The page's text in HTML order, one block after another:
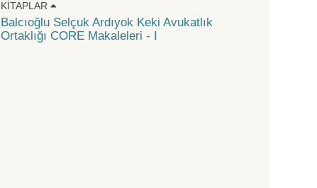
KITAPLAR
Balcıoğlu Selçuk Ardıyok Keki Avukatlık
Ortaklığı CORE Makaleleri - I